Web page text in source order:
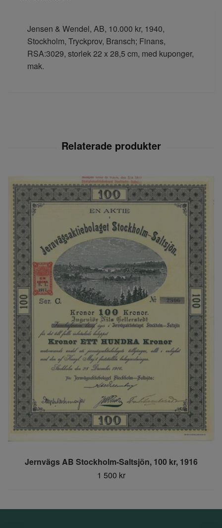
Jensen & Wendel, AB, 10.000 kr, 1940,
Stockholm, Tryckprov, Bransch; Finans,
RSA:3029, storlek 22 x 28,5 cm, med kuponger,
mak.
Jernvägs AB Stockholm-Saltsjön, 100 kr, 1916
1 500 kr